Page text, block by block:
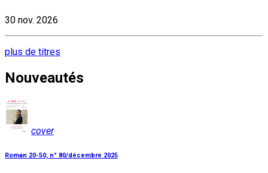
30 nov. 2026
plus de titres
Nouveautés
cover
Roman 20-50, n° 80/décembre 2025